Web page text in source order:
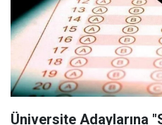
Üniversite Adaylarına